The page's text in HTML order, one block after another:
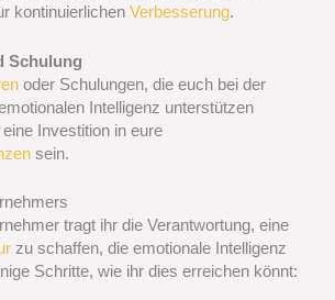
kontinuierlichen Verbesserung.
Schulung
oder Schulungen, die euch bei der
Intelligenz unterstützen
Investition in eure
sein.
tragt ihr die Verantwortung, eine
zu schaffen, die emotionale Intelligenz
Schritte, wie ihr dies erreichen könnt: